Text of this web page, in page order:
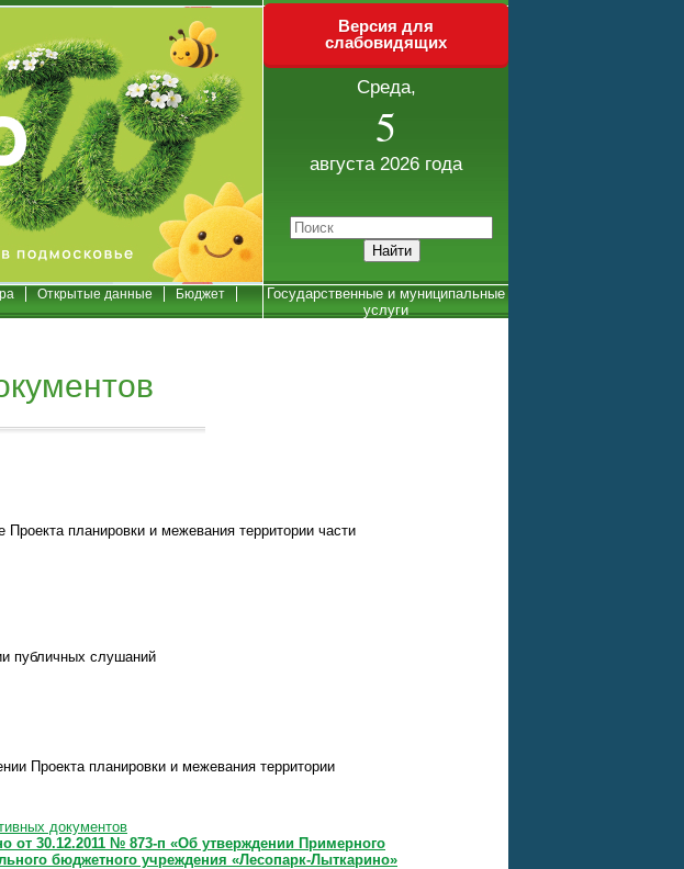
Версия для
слабовидящих
Среда,
5
августа 2026 года
Открытые данные
Бюджет
Государственные и муниципальные
услуги
планировки и межевания территории части
публичных слушаний
Проекта планировки и межевания территории
документов
от 30.12.2011 № 873-п «Об утверждении Примерного
бюджетного учреждения «Лесопарк-Лыткарино»